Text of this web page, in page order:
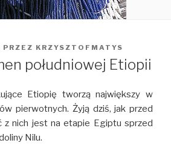
PRZEZ KRZYSZTOFMATYS
południowej Etiopii
Etiopię tworzą największy w
pierwotnych. Żyją dziś, jak przed
z nich jest na etapie Egiptu sprzed
Nilu.